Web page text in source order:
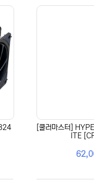
[쿨러마스터]
ITE